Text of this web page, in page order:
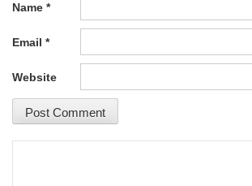
Name *
Email *
Website